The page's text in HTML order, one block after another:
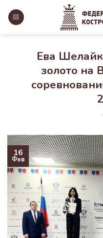
Ева
золото на
16
Фев